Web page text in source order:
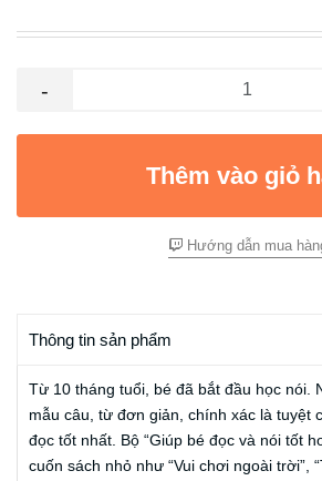
-
Thêm vào giỏ
Hướng dẫn mua
Thông tin sản phẩm
Từ 10 tháng tuổi, bé đã bắt đầu học nói.
mẫu câu, từ đơn giản, chính xác là tuyệt
đọc tốt nhất. Bộ “Giúp bé đọc và nói tốt
cuốn sách nhỏ như “Vui chơi ngoài trời”,